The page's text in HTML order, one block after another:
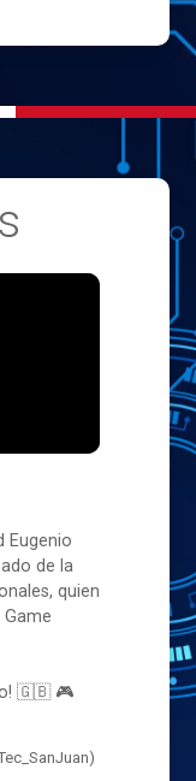
Eugenio
de la
quien
🇬🇧 🎮